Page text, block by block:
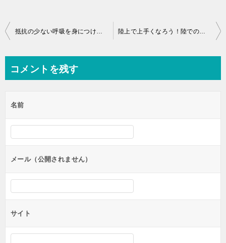
投
ビ
ー
シ
ン
コメントを残す
名前
メール（公開されません）
サイト